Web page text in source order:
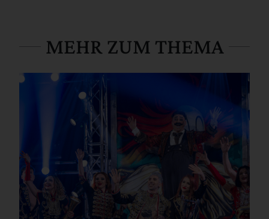
MEHR ZUM THEMA